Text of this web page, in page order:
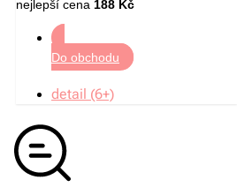
nejlepší cena 188 Kč
Do obchodu
detail (6+)